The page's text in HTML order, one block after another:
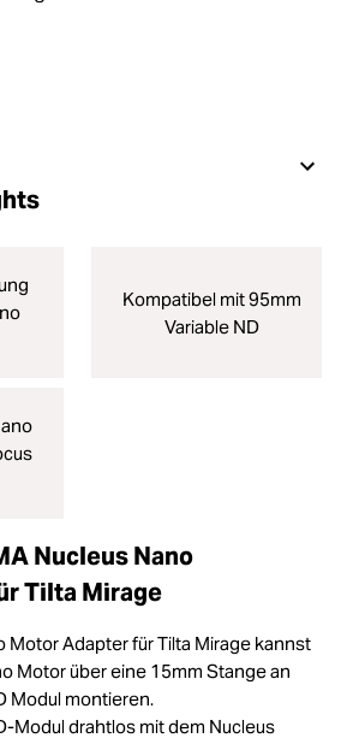
Kompatibel mit 95mm
Variable ND
Nucleus Nano
Tilta Mirage
Motor Adapter für Tilta Mirage kannst
Motor über eine 15mm Stange an
Modul montieren.
Modul drahtlos mit dem Nucleus